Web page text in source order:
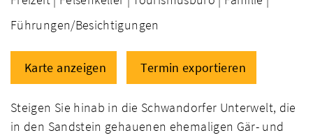
Führungen/Besichtigungen
Karte anzeigen Termin exportieren
Steigen Sie hinab in die Schwandorfer Unterwelt, die
in den Sandstein gehauenen ehemaligen Gär- und